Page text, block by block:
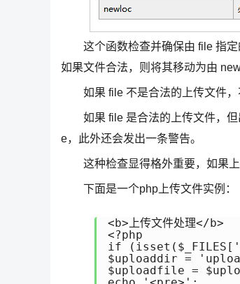
这个函数检查并确保由 file 指定
如果文件合法，则将其移动为由
如果 file 不是合法的上传文件，
如果 file 是合法的上传文件，但
e，此外还会发出一条警告。
这种检查显得格外重要，如果上
下面是一个php上传文件实例：
<b>上传文件处理</b>
<?php
if
$uploaddir =
$uploadfile =